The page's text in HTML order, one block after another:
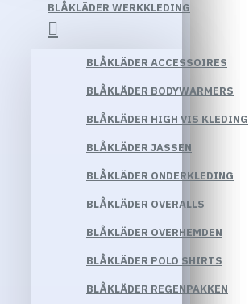
BLÅKLÄDER WERKKLEDING
BLÅKLÄDER ACCESSOIRES
BLÅKLÄDER BODYWARMERS
BLÅKLÄDER HIGH VIS KLEDING
BLÅKLÄDER JASSEN
BLÅKLÄDER ONDERKLEDING
BLÅKLÄDER OVERALLS
BLÅKLÄDER OVERHEMDEN
BLÅKLÄDER POLO SHIRTS
BLÅKLÄDER REGENPAKKEN